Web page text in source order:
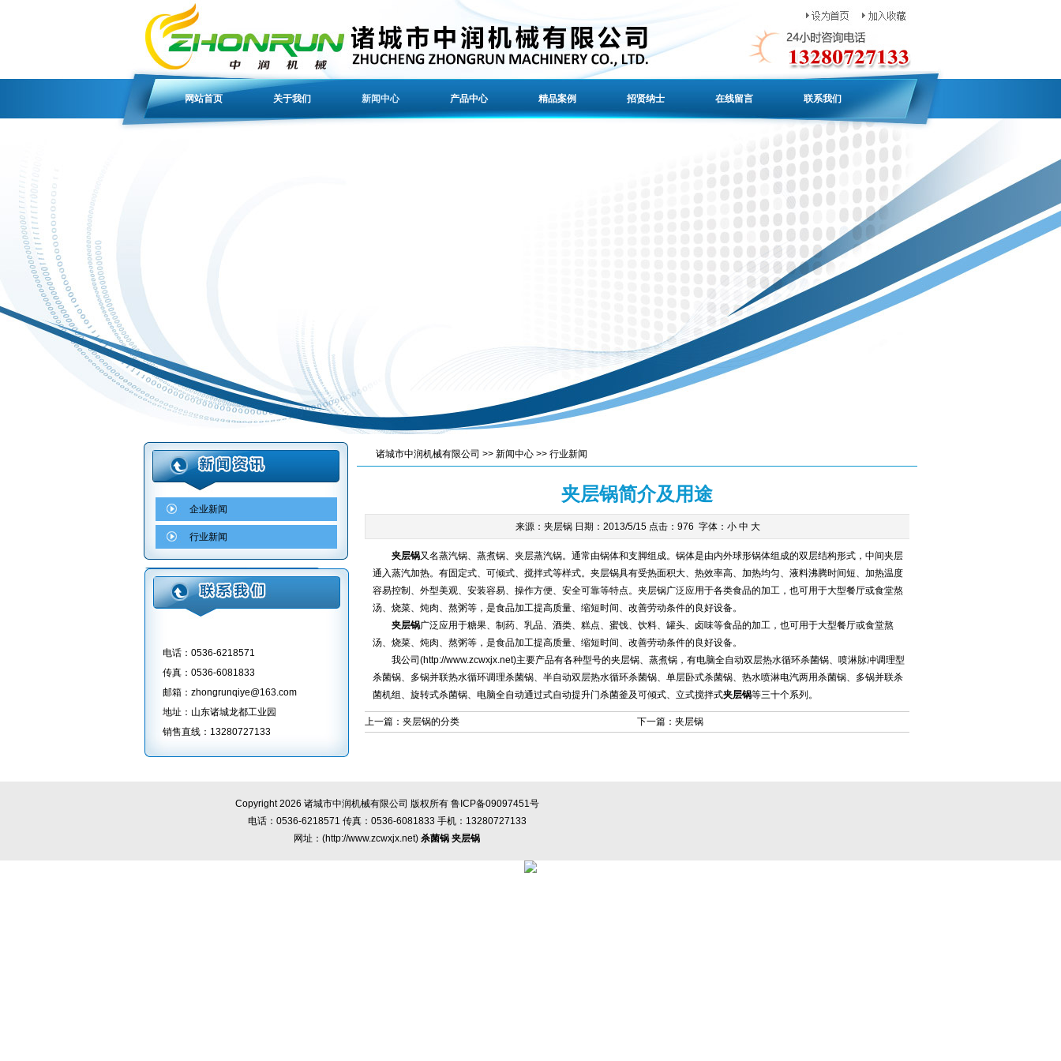
网站首页 关于我们 新闻中心 产品中心 精品案例 招贤纳士 在线留言 联系我们
诸城市中润机械有限公司 >> 新闻中心 >> 行业新闻
夹层锅简介及用途
来源：夹层锅 日期：2013/5/15 点击：976 字体： 小 中 大
夹层锅又名蒸汽锅、蒸煮锅、夹层蒸汽锅。通常由锅体和支脚组成。锅体是由内外球形锅体组成的双层结构形式，中间夹层
通入蒸汽加热。有固定式、可倾式、搅拌式等样式。夹层锅具有受热面积大、热效率高、加热均匀、液料沸腾时间短、加热温度
容易控制、外型美观、安装容易、操作方便、安全可靠等特点。夹层锅广泛应用于各类食品的加工，也可用于大型餐厅或食堂熬
汤、烧菜、炖肉、熬粥等，是食品加工提高质量、缩短时间、改善劳动条件的良好设备。
夹层锅广泛应用于糖果、制药、乳品、酒类、糕点、蜜饯、饮料、罐头、卤味等食品的加工，也可用于大型餐厅或食堂熬
汤、烧菜、炖肉、熬粥等，是食品加工提高质量、缩短时间、改善劳动条件的良好设备。
我公司(http://www.zcwxjx.net)主要产品有各种型号的夹层锅、蒸煮锅，有电脑全自动双层热水循环杀菌锅、喷淋脉冲调理型
杀菌锅、多锅并联热水循环调理杀菌锅、半自动双层热水循环杀菌锅、单层卧式杀菌锅、热水喷淋电汽两用杀菌锅、多锅并联杀
菌机组、旋转式杀菌锅、电脑全自动通过式自动提升门杀菌釜及可倾式、立式搅拌式夹层锅等三十个系列。
上一篇： 夹层锅的分类 下一篇： 夹层锅
企业新闻
行业新闻
电话：0536-6218571
传真：0536-6081833
邮箱：zhongrunqiye@163.com
地址：山东诸城龙都工业园
销售直线： 13280727133
Copyright 2026 诸城市中润机械有限公司 版权所有 鲁ICP备09097451号
电话：0536-6218571 传真：0536-6081833 手机：13280727133
网址：(http://www.zcwxjx.net) 杀菌锅 夹层锅